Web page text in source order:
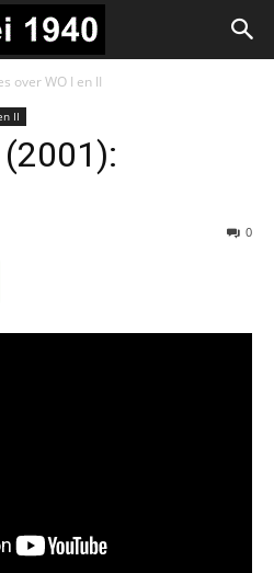
over WO I en II
II
0